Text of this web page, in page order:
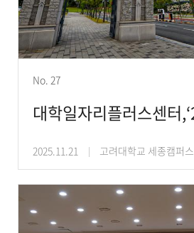
No. 27
2025.11.21 고려대학교 세종캠퍼스